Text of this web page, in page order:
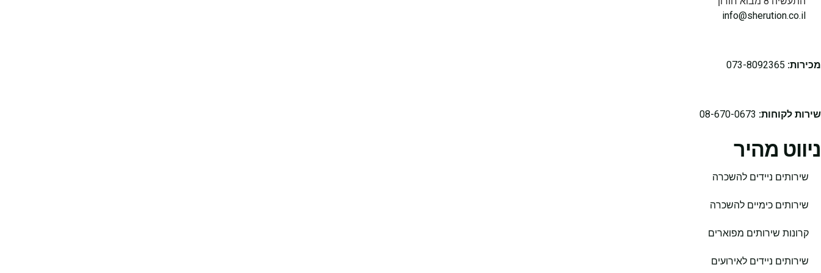
info@sherution.co.il
מכירות:
שירות לקוחות:
ניווט מהיר
שירותים ניידים להשכרה
שירותים כימיים להשכרה
קרונות שירותים מפוארים
שירותים ניידים לאירועים